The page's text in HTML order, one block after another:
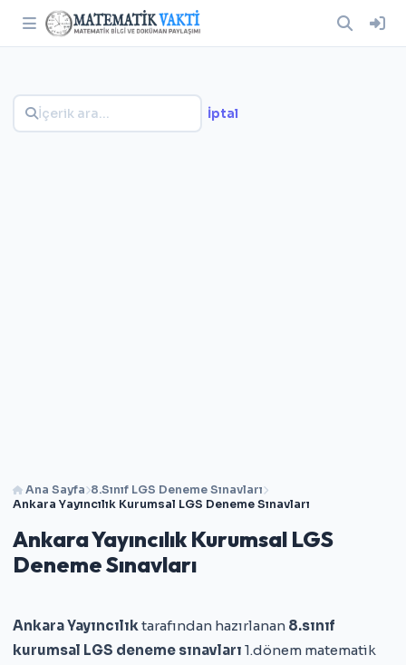
Ana Sayfa 8.Sınıf LGS Deneme Sınavları
Ankara Yayıncılık Kurumsal LGS Deneme Sınavları
Ankara Yayıncılık Kurumsal LGS
Deneme Sınavları
Ankara Yayıncılıktarafından hazırlanan 8.sınıf
kurumsal LGS deneme sınavları 1.dönem matematik
İptal